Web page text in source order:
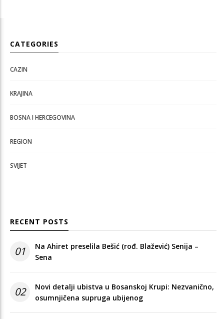
CATEGORIES
CAZIN
KRAJINA
BOSNA I HERCEGOVINA
REGION
SVIJET
RECENT POSTS
01
Na Ahiret preselila Bešić (rođ. Blažević) Senija –
Sena
02
Novi detalji ubistva u Bosanskoj Krupi: Nezvanično,
osumnjičena supruga ubijenog